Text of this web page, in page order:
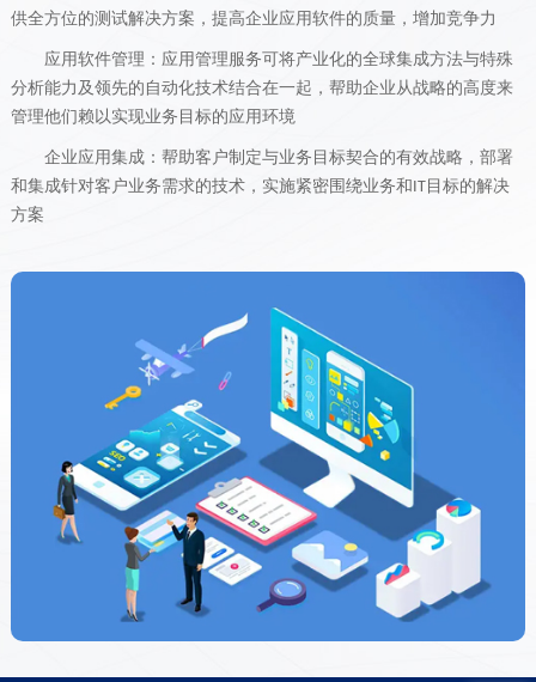
供全方位的测试解决方案，提高企业应用软件的质量，增加竞争力
应用软件管理 ： 应用管理服务可将产业化的全球集成方法与特殊
分析能力及领先的自动化技术结合在一起，帮助企业从战略的高度来
管理他们赖以实现业务目标的应用环境
企业应用集成： 帮助客户制定与业务目标契合的有效战略，部署
和集成针对客户业务需求的技术，实施紧密围绕业务和 IT目标的解决
方案